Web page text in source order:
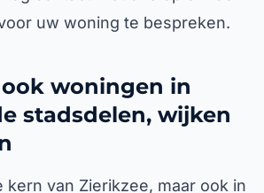
uw woning te bespreken.
woningen in
stadsdelen, wijken
kern van Zierikzee, maar ook in